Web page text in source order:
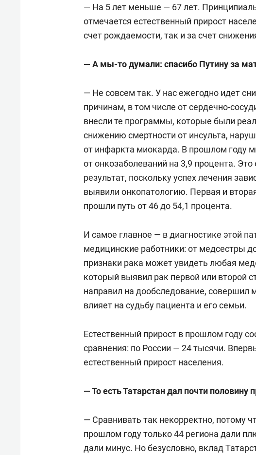
— На 5 лет меньше — 67 лет.
отмечается естественный прирост
счет рождаемости, так и за счет
— А мы-то думали: спасибо Путину за
— Не совсем так. У нас ежегодно идет
причинам, в том числе от сердечно-
внесли те программы, которые были
снижению смертности от инсульта,
от инфаркта миокарда. В прошлом году
от онкозаболеваний на 3,9 процента.
результат, поскольку успех лечения
выявили онкопатологию. Первая и
прошли путь от 46 до 54,1 процента.
И самое главное — в диагностике этой
медицинские работники: от медсестры
признаки рака может увидеть любая
который выявил рак первой или второй
направил на дообследование, совершил
влияет на судьбу пациента и его семьи.
Естественный прирост в прошлом году
сравнения: по России — 24 тысячи.
естественный прирост населения.
— То есть Татарстан дал почти половину
— Сравнивать так некорректно, потому
прошлом году только 44 региона дали
дали минус. Но безусловно, вклад